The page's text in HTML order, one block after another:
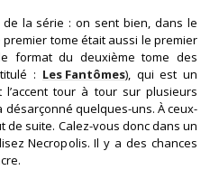
la série : on sent bien, dans le
tome était aussi le premier
format du deuxième tome des
: Les Fantômes), qui est un
tour à tour sur plusieurs
quelques-uns. À ceux-
de suite. Calez-vous donc dans un
Necropolis. Il y a des chances